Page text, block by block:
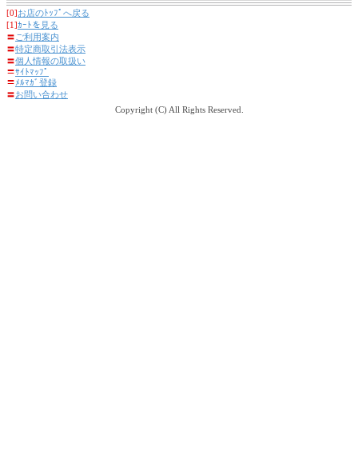
[0]お店のﾄｯﾌﾟへ戻る
[1]ｶｰﾄを見る
〓 ご利用案内
〓特定商取引法表示
〓個人情報の取扱い
〓ｻｲﾄﾏｯﾌﾟ
〓ﾒﾙﾏｶﾞ登録
〓お問い合わせ
Copyright (C) All Rights Reserved.